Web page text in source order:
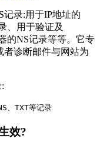
录:用于IP地址的
、用于验证及
的NS记录等等。它专
者诊断邮件与网站为
、TXT等记录
效?